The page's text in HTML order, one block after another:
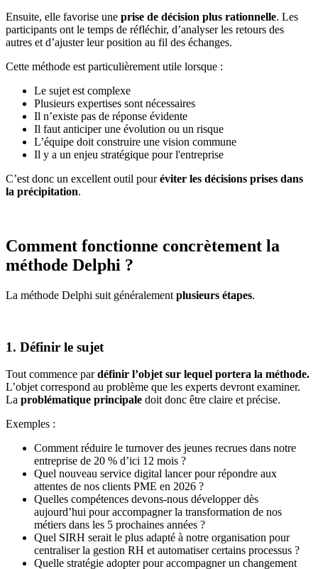
Ensuite, elle favorise une prise de décision plus rationnelle. Les
participants ont le temps de réfléchir, d’analyser les retours des
autres et d’ajuster leur position au fil des échanges.
Cette méthode est particulièrement utile lorsque :
Le sujet est complexe
Plusieurs expertises sont nécessaires
Il n’existe pas de réponse évidente
Il faut anticiper une évolution ou un risque
L’équipe doit construire une vision commune
Il y a un enjeu stratégique pour l'entreprise
C’est donc un excellent outil pouréviter les décisions prises dans
la précipitation.
Comment fonctionne concrètement la
méthode Delphi ?
La méthode Delphi suit généralement plusieurs étapes.
1. Définir le sujet
Tout commence pardéfinir l’objet sur lequel portera la méthode.
L’objet correspond au problème que les experts devront examiner.
La problématique principale doit donc être claire et précise.
Exemples :
Comment réduire le turnover des jeunes recrues dans notre
entreprise de 20 % d’ici 12 mois ?
Quel nouveau service digital lancer pour répondre aux
attentes de nos clients PME en 2026 ?
Quelles compétences devons-nous développer dès
aujourd’hui pour accompagner la transformation de nos
métiers dans les 5 prochaines années ?
Quel SIRH serait le plus adapté à notre organisation pour
centraliser la gestion RH et automatiser certains processus ?
Quelle stratégie adopter pour accompagner un changement